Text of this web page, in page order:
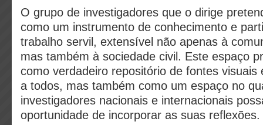
O grupo de investigadores que o dirige
como um instrumento de conhecimento e
trabalho servil, extensível não apenas à
mas também à sociedade civil. Este espaço
como verdadeiro repositório de fontes visuais
a todos, mas também como um espaço no
investigadores nacionais e internacionais
oportunidade de incorporar as suas reflexões.